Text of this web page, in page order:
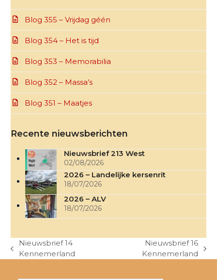
Blog 355 – Vrijdag géén
Blog 354 – Het is tijd
Blog 353 – Memorabilia
Blog 352 – Massa’s
Blog 351 – Maatjes
Recente nieuwsberichten
Nieuwsbrief 213 West
02/08/2026
2026 – Landelijke kersenrit
18/07/2026
2026 – ALV
18/07/2026
previous
Nieuwsbrief 14
Kennemerland
Nieuwsbrief 16
Kennemerland